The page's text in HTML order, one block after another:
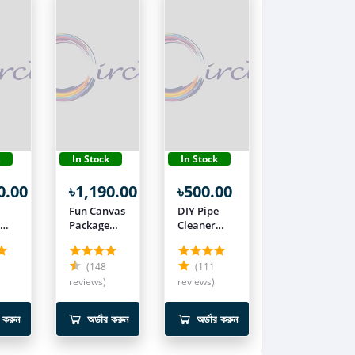
করুন
In Stock
৳1,190.00
Fun Canvas
Package
(148
reviews)
অর্ডার করুন
In Stock
৳500.00
DIY Pipe
Cleaner
FCR086
(111
reviews)
অর্ডার করুন